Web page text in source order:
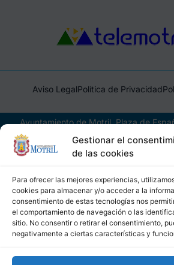
Gestionar el
de las cookies
Para ofrecer las mejores experiencias,
cookies para almacenar y/o acceder a la
consentimiento de estas tecnologías nos
el comportamiento de navegación o las
sitio. No consentir o retirar el consentimiento,
negativamente a ciertas características y
Aviso LegalPolítica de Privacidad
Ayuntamiento de Motril, Plaza de
(Granada), CIF: P1814200J,